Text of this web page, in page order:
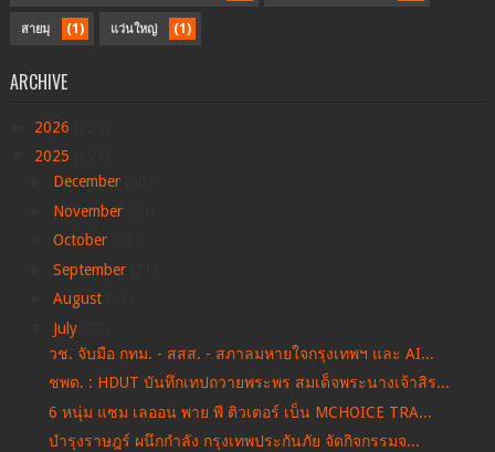
สายมุ (1) แว่นใหญ่ (1)
ARCHIVE
2026
2025
December
November
October
September
August
July
วช. จับมือ กทม. - สสส. - สภาลมหายใจกรุงเทพฯ และ AI...
ชพด. : HDUT บันทึกเทปถวายพระพร สมเด็จพระนางเจ้าสิร...
6 หนุ่ม แซม เลออน พาย พี ติวเตอร์ เบ็น MCHOICE TRA...
บำรุงราษฎร์ ผนึกกำลัง กรุงเทพประกันภัย จัดกิจกรรมจ...